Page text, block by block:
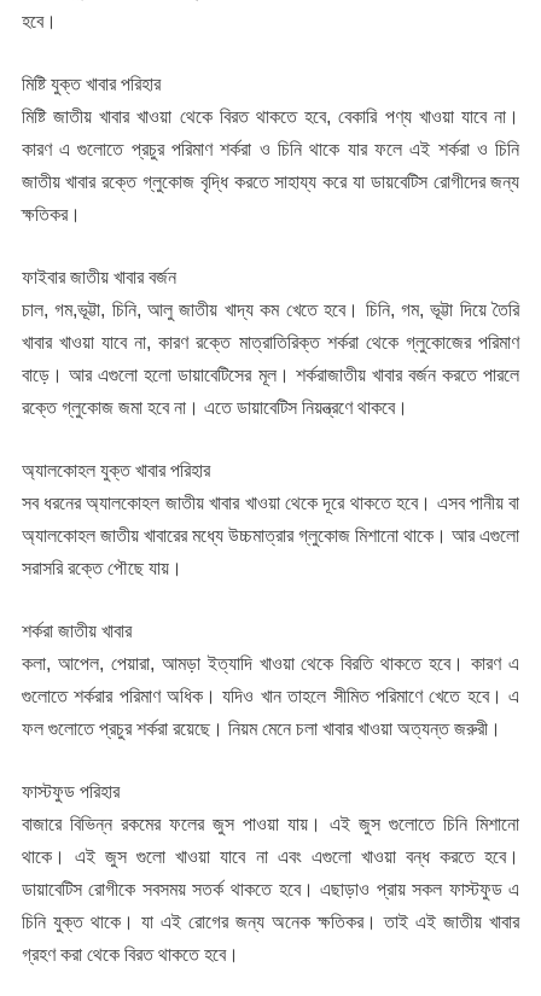
হবে।
মিষ্টি যুক্ত খাবার পরিহার
মিষ্টি জাতীয় খাবার খাওয়া থেকে বিরত থাকতে হবে, বেকারি পণ্য খাওয়া যাবে না।
কারণ এ গুলোতে প্রচুর পরিমাণ শর্করা ও চিনি থাকে যার ফলে এই শর্করা ও চিনি
জাতীয় খাবার রক্তে গ্লুকোজ বৃদ্ধি করতে সাহায্য করে যা ডায়বেটিস রোগীদের জন্য
ক্ষতিকর।
ফাইবার জাতীয় খাবার বর্জন
চাল, গম,ভূট্টা, চিনি, আলু জাতীয় খাদ্য কম খেতে হবে। চিনি, গম, ভূট্টা দিয়ে তৈরি
খাবার খাওয়া যাবে না, কারণ রক্তে মাত্রাতিরিক্ত শর্করা থেকে গ্লুকোজের পরিমাণ
বাড়ে। আর এগুলো হলো ডায়াবেটিসের মূল। শর্করাজাতীয় খাবার বর্জন করতে পারলে
রক্তে গ্লুকোজ জমা হবে না। এতে ডায়াবেটিস নিয়ন্ত্রণে থাকবে।
অ্যালকোহল যুক্ত খাবার পরিহার
সব ধরনের অ্যালকোহল জাতীয় খাবার খাওয়া থেকে দূরে থাকতে হবে। এসব পানীয় বা
অ্যালকোহল জাতীয় খাবারের মধ্যে উচ্চমাত্রার গ্লুকোজ মিশানো থাকে। আর এগুলো
সরাসরি রক্তে পৌছে যায়।
শর্করা জাতীয় খাবার
কলা, আপেল, পেয়ারা, আমড়া ইত্যাদি খাওয়া থেকে বিরতি থাকতে হবে। কারণ এ
গুলোতে শর্করার পরিমাণ অধিক। যদিও খান তাহলে সীমিত পরিমাণে খেতে হবে। এ
ফল গুলোতে প্রচুর শর্করা রয়েছে। নিয়ম মেনে চলা খাবার খাওয়া অত্যন্ত জরুরী।
ফাস্টফুড পরিহার
বাজারে বিভিন্ন রকমের ফলের জুস পাওয়া যায়। এই জুস গুলোতে চিনি মিশানো
থাকে। এই জুস গুলো খাওয়া যাবে না এবং এগুলো খাওয়া বন্ধ করতে হবে।
ডায়াবেটিস রোগীকে সবসময় সতর্ক থাকতে হবে। এছাড়াও প্রায় সকল ফাস্টফুড এ
চিনি যুক্ত থাকে। যা এই রোগের জন্য অনেক ক্ষতিকর। তাই এই জাতীয় খাবার
গ্রহণ করা থেকে বিরত থাকতে হবে।